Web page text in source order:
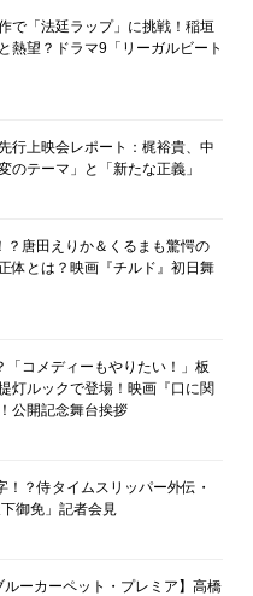
で「法廷ラップ」に挑戦！稲垣
熱望？ドラマ9「リーガルビート
行上映会レポート：梶裕貴、中
のテーマ」と「新たな正義」
？唐田えりか＆くるまも驚愕の
体とは？映画『チルド』初日舞
「コメディーもやりたい！」板
灯ルックで登場！映画『口に関
公開記念舞台挨拶
？侍タイムスリッパー外伝・
御免」記者会見
ルーカーペット・プレミア】高橋